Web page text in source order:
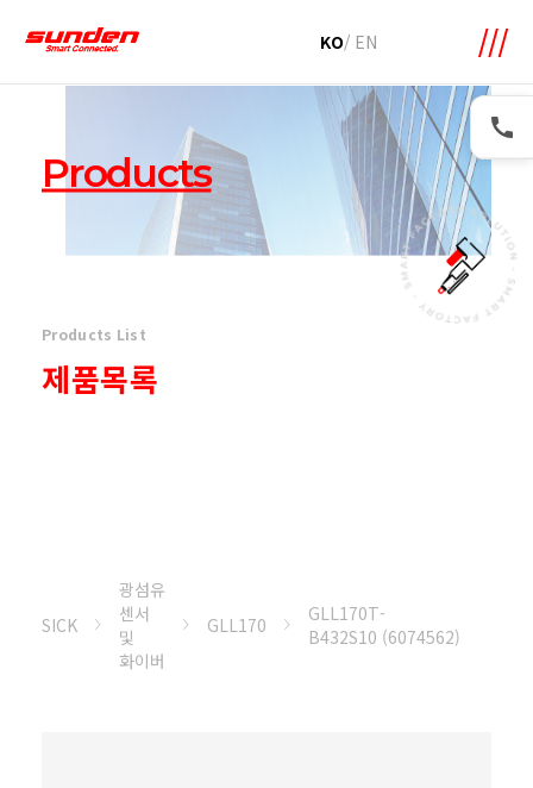
KO/ EN
Products
Products List
제품목록
SICK
광섬유
센서
및
화이버
GLL170
GLL170T-
B432S10 (6074562)